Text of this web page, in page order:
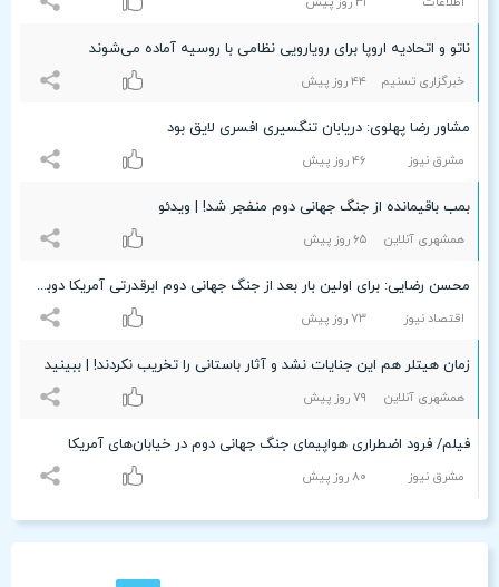
ناتو و اتحادیه اروپا برای رویارویی نظامی با روسیه آماده می‌شوند
خبرگزاری تسنیم ۴۴ روز پیش
مشاور رضا پهلوی: دریابان تنگسیری افسری لایق بود
مشرق نیوز ۴۶ روز پیش
بمب باقیمانده از جنگ جهانی دوم منفجر شد! | ویدئو
همشهری آنلاین ۶۵ روز پیش
محسن رضایی: برای اولین بار بعد از جنگ جهانی دوم ابرقدرتی آمریکا دوباره فرو ریخت/ جنگ در حال اداره شدن است
اقتصاد نیوز ۷٣ روز پیش
زمان هیتلر هم این جنایات نشد و آثار باستانی را تخریب نکردند! | ببینید
همشهری آنلاین ۷٩ روز پیش
فیلم/ فرود اضطراری هواپیمای جنگ جهانی دوم در خیابان‌های آمریکا
مشرق نیوز ۸۰ روز پیش